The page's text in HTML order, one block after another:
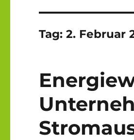
Tag:2. Februar